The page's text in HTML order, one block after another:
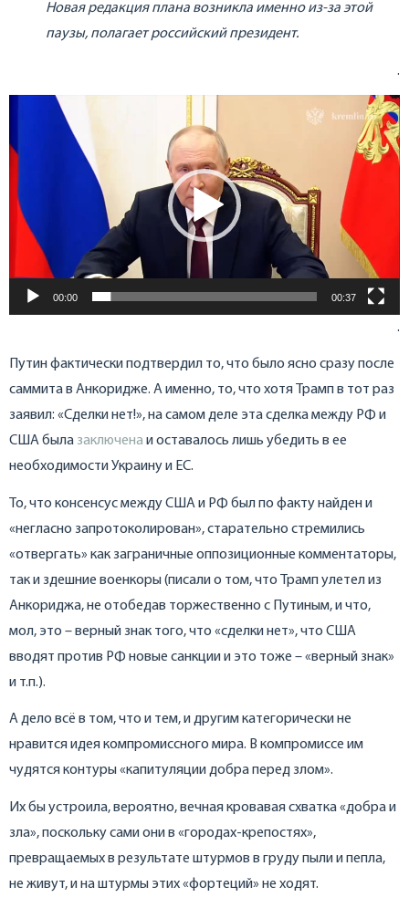
Новая редакция плана возникла именно из-за этой
паузы, полагает российский президент.
.
Видеоплеер
00:00 00:37
.
Путин фактически подтвердил то, что было ясно сразу после
саммита в Анкоридже. А именно, то, что хотя Трамп в тот раз
заявил: «Сделки нет!», на самом деле эта сделка между РФ и
США была заключена и оставалось лишь убедить в ее
необходимости Украину и ЕС.
То, что консенсус между США и РФ был по факту найден и
«негласно запротоколирован», старательно стремились
«отвергать» как заграничные оппозиционные комментаторы,
так и здешние военкоры (писали о том, что Трамп улетел из
Анкориджа, не отобедав торжественно с Путиным, и что,
мол, это – верный знак того, что «сделки нет», что США
вводят против РФ новые санкции и это тоже – «верный знак»
и т.п.).
А дело всё в том, что и тем, и другим категорически не
нравится идея компромиссного мира. В компромиссе им
чудятся контуры «капитуляции добра перед злом».
Их бы устроила, вероятно, вечная кровавая схватка «добра и
зла», поскольку сами они в «городах-крепостях»,
превращаемых в результате штурмов в груду пыли и пепла,
не живут, и на штурмы этих «фортеций» не ходят.